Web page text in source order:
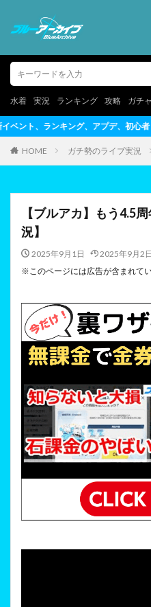
水着 実況 ランキング 攻略 ガチャ
者～上級者向けテクニックまで完全網
HOME ガチ勢のライブ実況
【ブルアカ】もう4.5
況】
2025年9月1日 2025年9月2日
※このページには広告が含まれて